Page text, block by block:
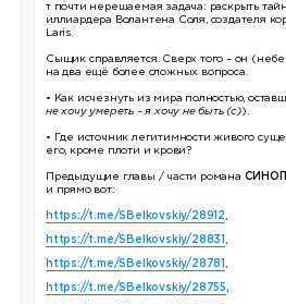
т почти нерешаемая задача: раскрыть
иллиардера Волантена Соля, создателя
Laris.
Сыщик справляется. Сверх того – он
на два ещё более сложных вопроса.
• Как исчезнуть из мира полностью,
не хочу умереть – я хочу не быть (с)).
• Где источник легитимности живого
его, кроме плоти и крови?
Предыдущие главы / части романа
и прямо вот:
https://t.me/SBelkovskiy/28912
https://t.me/SBelkovskiy/28831
https://t.me/SBelkovskiy/28781
https://t.me/SBelkovskiy/28755